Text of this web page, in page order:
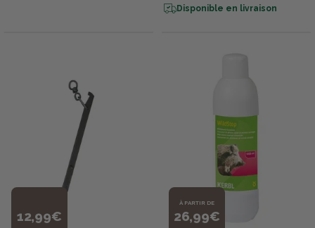
Disponible en livraison
12,99€
À PARTIR DE
26,99€